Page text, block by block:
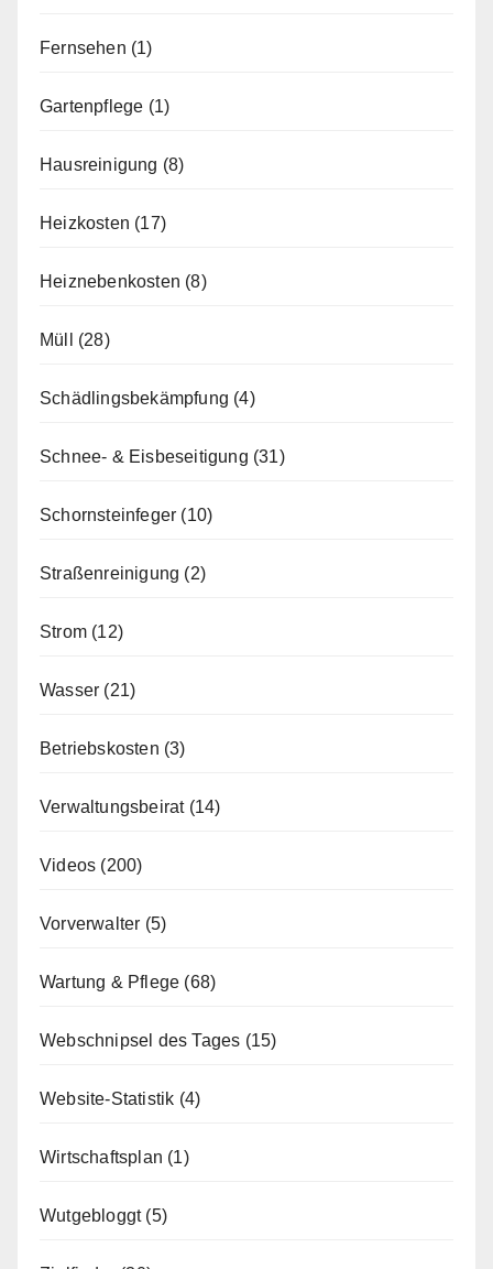
Fernsehen (1)
Gartenpflege (1)
Hausreinigung (8)
Heizkosten (17)
Heiznebenkosten (8)
Müll (28)
Schädlingsbekämpfung (4)
Schnee- & Eisbeseitigung (31)
Schornsteinfeger (10)
Straßenreinigung (2)
Strom (12)
Wasser (21)
Betriebskosten (3)
Verwaltungsbeirat(14)
Videos (200)
Vorverwalter (5)
Wartung & Pflege (68)
Webschnipsel des Tages (15)
Website-Statistik (4)
Wirtschaftsplan (1)
Wutgebloggt(5)